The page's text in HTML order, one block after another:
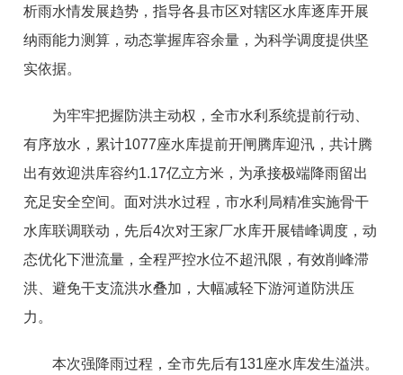
析雨水情发展趋势，指导各县市区对辖区水库逐库开展
纳雨能力测算，动态掌握库容余量，为科学调度提供坚
实依据。
为牢牢把握防洪主动权，全市水利系统提前行动、
有序放水，累计1077座水库提前开闸腾库迎汛，共计腾
出有效迎洪库容约1.17亿立方米，为承接极端降雨留出
充足安全空间。面对洪水过程，市水利局精准实施骨干
水库联调联动，先后4次对王家厂水库开展错峰调度，动
态优化下泄流量，全程严控水位不超汛限，有效削峰滞
洪、避免干支流洪水叠加，大幅减轻下游河道防洪压
力。
本次强降雨过程，全市先后有131座水库发生溢洪。